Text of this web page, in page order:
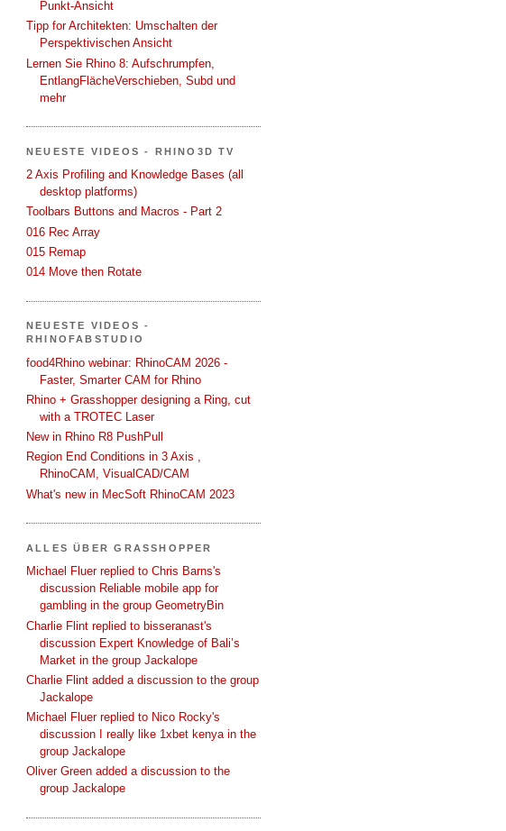
Punkt-Ansicht
Tipp for Architekten: Umschalten der
Perspektivischen Ansicht
Lernen Sie Rhino 8: Aufschrumpfen,
EntlangFlächeVerschieben, Subd und
mehr
NEUESTE VIDEOS - RHINO3D TV
2 Axis Profiling and Knowledge Bases (all
desktop platforms)
Toolbars Buttons and Macros - Part 2
016 Rec Array
015 Remap
014 Move then Rotate
NEUESTE VIDEOS -
RHINOFABSTUDIO
food4Rhino webinar: RhinoCAM 2026 -
Faster, Smarter CAM for Rhino
Rhino + Grasshopper designing a Ring, cut
with a TROTEC Laser
New in Rhino R8 PushPull
Region End Conditions in 3 Axis ,
RhinoCAM, VisualCAD/CAM
What's new in MecSoft RhinoCAM 2023
ALLES ÜBER GRASSHOPPER
Michael Fluer replied to Chris Barns's
discussion Reliable mobile app for
gambling in the group GeometryBin
Charlie Flint replied to bisseranast's
discussion Expert Knowledge of Bali’s
Market in the group Jackalope
Charlie Flint added a discussion to the group
Jackalope
Michael Fluer replied to Nico Rocky's
discussion I really like 1xbet kenya in the
group Jackalope
Oliver Green added a discussion to the
group Jackalope